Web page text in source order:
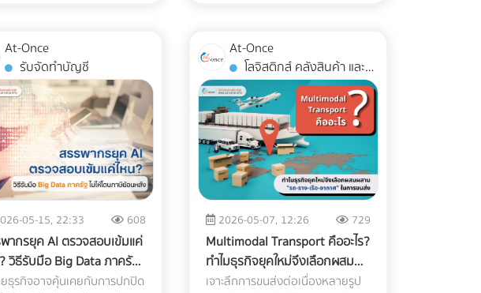
ใช้รถบรรทุกที่ติดตั้งช่วงล่าง
งลมเท่านั้น เพื่อดูดซับแรงสั่น
อนและแรงกระแทกจากพื้นถนน
ลือน้อยที่สุด คุ้มครองเซนเซอร์
นเครื่องจักรให้อยู่ในสภาพ
บริการ White Glove
การขนส่งระดับนี้ไม่ได้จบแค่
รอปของไว้หน้าประตูโรง
าล แต่ทีมขนส่งต้องมีความ
ชาญในการแกะกล่อง
นำเครื่องมือเข้าไปติด
ห้องปฏิบัติการที่ซับซ้อน และ
รนำขยะบรรจุภัณฑ์กลับไปทิ้ง
เลิกหว่านโฆษณากว้างๆ แล้วหันมา
ใช้กลยุทธ์ยิงแอด (Digital Ads) เจาะ
กลุ่มคนต่างชาติที่ทำงานออนไลน์
เช่น ค้นหาผู้ที่สนใจ "Work from
Thailand", "Digital Nomad Visa
Thailand" หรือทำ Retargeting ไป
ยังกลุ่มที่เคยเข้ามาดูเว็บไซต์ของ
คุณแต่ยังไม่ตัดสินใจจอง อย่าปล่อย
ให้โอกาสหลุดลอยไป... ให้ At-once
ช่วยคุณหาทีมที่ใช่! การปรับเปลี่ยน
โครงสร้างราคา สร้าง Landing
Page ที่มี Conversion Rate สูง และ
การยิงโฆษณาเจาะตลาดต่างชาติ
ไม่ นอกจากนี้ต้องมีป้ายบอก
นีไฟที่ชัดเจน ระบบแสงสว่าง
น และบันไดที่กว้างพอสำหรับ
พยพผู้คนหากเกิดเหตุฉุกเฉิน
าพการระบายน้ำ (Drainage
ดาดฟ้าคือด่านแรกที่ต้อง
กับพายุฝน หากพื้นที่ดาดฟ้า
ณมีระดับความลาดเอียง
ไม่ดีพอ หรือท่อระบายน้ำ
Drain) อุดตัน จะทำให้เกิด
าน้ำท่วมขัง สิ่งที่ต้องทำ: ก่อน
หม่ ควรเช็กระดับความลาด
ของพื้นคอนกรีตว่าสามารถ
เปลี่ยนไปใช้พลาสติกชีวภาพที่ย่อย
สลายได้ (เช่น PLA) วัสดุเหล่านี้มักจะ
เปราะบาง ทนความเย็นจัดไม่ได้ ถุงจะ
กรอบและแตกหักง่ายมากเมื่อเจอ
อุณหภูมิติดลบ แถมยังมีอัตราการ
ซึมผ่านของไอน้ำ (WVTR) สูง ทำให้
อาหารสูญเสียน้ำหนักและคุณภาพ
อย่างรวดเร็ว 3 กลยุทธ์รักษาสมดุล:
รักษ์โลกได้ โดย Shelf Life อาหารแช่
แข็งไม่พัง หากโรงงานของคุณ
ต้องการเดินหน้าเรื่อง Eco-
packaging ในอุตสาหกรรมอาหาร
แช่แข็ง นี่คือทางออกที่แบรนด์ชั้นนำ
าตรฐาน นี่คือสิ่งที่อาจต้องจ่าย
ภายหลัง: 1. ต้นทุนจากของ
ละเวลาสูญเปล่าในไลน์ผลิต
Reject & Downtime) อะไหล่
าถูกมักจะแลกมากับการ
คุมคุณภาพ (QC) ที่หละหลวม
ว่ามีการนำ Stop Valve ที่ไม่
ตรฐานมาประกอบ เมื่อถึงขั้น
ดสอบแรงดัน แล้วพบว่าวาล์ว
ารรั่วซึม สิ่งที่ตามมาคือ
านต้องหยุดสายพานการผลิต
วลาถอดประกอบใหม่ และสูญ
นทุนค่าแรงของพนักงานไป
เปล่าประโยชน์ (Downtime
ต้องการการดูแลระดับพิเศษ? ก่อนจะ
เข้าใจความสำคัญของการขนส่ง
ต้องเข้าใจธรรมชาติของผงมัทฉะ
ก่อน มัทฉะคือการนำใบชาทั้งใบไปบด
ละเอียดด้วยโม่หินจนเป็นผงขนาด
ไมครอน ทำให้ตัวผงชามีพื้นที่ผิว
สัมผัสกับอากาศมาก ศัตรูตัวร้ายที่
ทำลายคุณภาพของมัทฉะมีอยู่ 3
ประการหลัก: ความร้อน (Heat):
อุณหภูมิที่สูงเกินไปจะเร่ง
กระบวนการสลายตัวของคลอโร
ฟิลล์ (Chlorophyll) ทำให้สีเขียว
สว่างสดใส (Vibrant Green) กลาย
เป็นสีเหลืองอมน้ำตาล (Yellowish-
ะเมื่อไซต์งานตั้งอยู่ใน พื้นที่ลุ่ม
ญหาน้ำท่วมไซต์งานไม่เพียงแต่
โครงการล่าช้า แต่ยังสร้าง
เสียหายหลักล้านบาทหาก
งจักรหนัก เช่น รถขุดดิน หรือ
กเสาเข็ม จมน้ำ นี่คือกรณี
และบทเรียนการจัดการพื้นที่
าง ว่าด้วย วิธีป้องกัน
าง ระบบระบายน้ำ (Drainage
อย่างมืออาชีพ ปัญหาและ
ท้าทายของพื้นที่ลุ่มต่ำ ไซต์
นพื้นที่ลุ่มต่ำมักเผชิญกับสภาพ
สร้างความเสียหายมหาศาล แม้
โรงงานส่วนใหญ่จะใช้ เครื่อง X-ray
อาหาร อยู่แล้ว แต่ปัญหาที่มักพบคือ
การคัดทิ้งผิดพลาด (False Reject)
ซึ่งทำให้สูญเสียอาหาร (Food
Waste) และเสียต้นทุน ในปี 2026 AI
ตรวจสอบคุณภาพ และ Machine
Learning โรงงาน ได้เข้ามาปฏิวัติ
ยุคใหม่ที่แม่นยำกว่าเดิมเพื่อแก้
ปัญหา False Reject อย่างจริงจัง
ซึ่งถือเป็นมาตรฐานใหม่ที่โรงงาน
อาหารในไทยต้องเริ่มปรับตัวตาม
At-Once
รับจัดทำบัญชี
05-15, 22:33 608
ากรยุค AI ตรวจสอบเข้มแค่
วิธีรับมือ Big Data ภาครัฐ
โดนภาษีย้อนหลัง
ธุรกิจอาจคุ้นเคยกับการปกปิด
At-Once
การจัดส่ง
2026-05-07, 12:26 729
Multimodal Transport คืออะไร?
ทำไมธุรกิจยุคใหม่จึงเลือกผสม
ผสาน "รถ-ราง-เรือ-อากาศ" ใน
เจาะลึกการขนส่งต่อเนื่องหลายรูป